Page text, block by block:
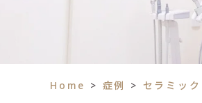
Home > 症例 > セラミック